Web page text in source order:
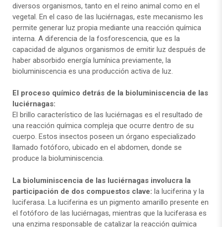
diversos organismos, tanto en el reino animal como en el
vegetal. En el caso de las luciérnagas, este mecanismo les
permite generar luz propia mediante una reacción química
interna. A diferencia de la fosforescencia, que es la
capacidad de algunos organismos de emitir luz después de
haber absorbido energía lumínica previamente, la
bioluminiscencia es una producción activa de luz.
El proceso químico detrás de la bioluminiscencia de las
luciérnagas:
El brillo característico de las luciérnagas es el resultado de
una reacción química compleja que ocurre dentro de su
cuerpo. Estos insectos poseen un órgano especializado
llamado fotóforo, ubicado en el abdomen, donde se
produce la bioluminiscencia.
La bioluminiscencia de las luciérnagas involucra la
participación de dos compuestos clave: la luciferina y la
luciferasa. La luciferina es un pigmento amarillo presente en
el fotóforo de las luciérnagas, mientras que la luciferasa es
una enzima responsable de catalizar la reacción química